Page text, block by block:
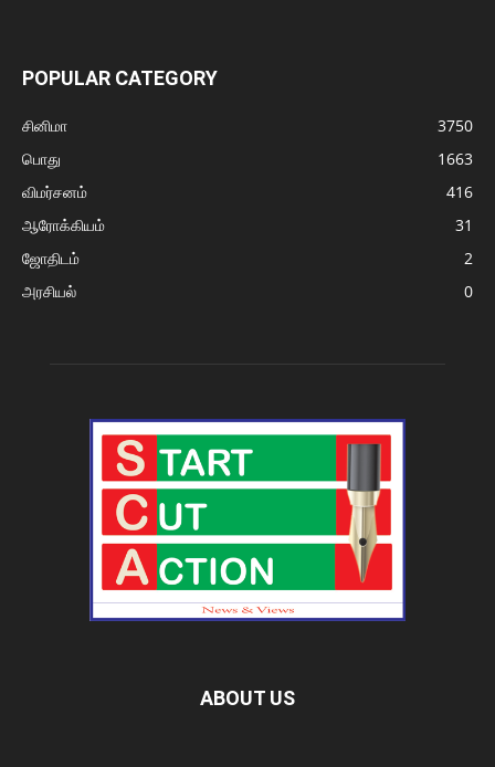
POPULAR CATEGORY
சினிமா
3750
பொது
1663
விமர்சனம்
416
ஆரோக்கியம்
31
ஜோதிடம்
2
அரசியல்
0
ABOUT US